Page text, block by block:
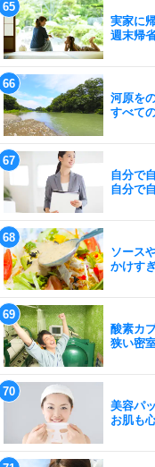
実家に
週末帰
河原を
すべて
自分で
自分で
ソース
かけす
酸素カ
狭い密
美容パ
お肌も